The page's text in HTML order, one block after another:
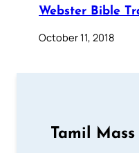
Webster Bible
October 11, 2018
Tamil